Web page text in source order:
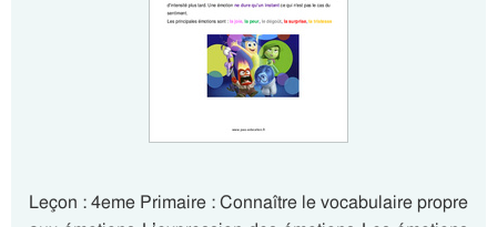
Leçon : 4eme Primaire : Connaître le vocabulaire propre